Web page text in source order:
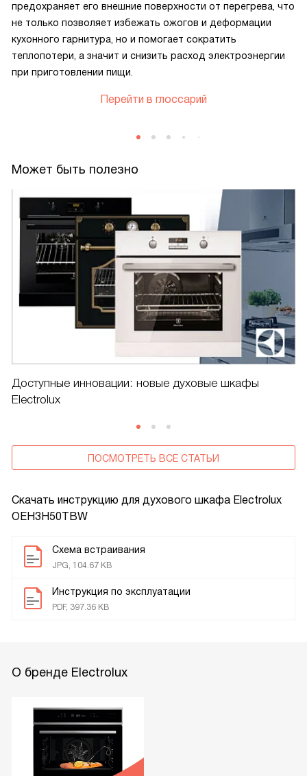
Скачать инструкцию для духового шкафа Electrolux
OEH3H50TBW
Схема встраивания
JPG, 104.67 KB
Инструкция по эксплуатации
PDF, 397.36 KB
предохраняет его внешние поверхности от перегрева, что
не только позволяет избежать ожогов и деформации
кухонного гарнитура, но и помогает сократить
теплопотери, а значит и снизить расход электроэнергии
при приготовлении пищи.
Перейти в глоссарий
Может быть полезно
Доступные инновации: новые духовые шкафы
Electrolux
ПОСМОТРЕТЬ ВСЕ СТАТЬИ
О бренде Electrolux